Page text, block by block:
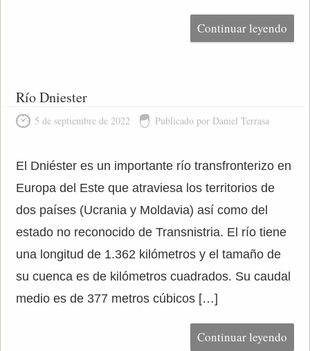
Continuar leyendo
Río Dniester
5 de septiembre de 2022 Publicado por Daniel Terrasa
El Dniéster es un importante río transfronterizo en
Europa del Este que atraviesa los territorios de
dos países (Ucrania y Moldavia) así como del
estado no reconocido de Transnistria. El río tiene
una longitud de 1.362 kilómetros y el tamaño de
su cuenca es de kilómetros cuadrados. Su caudal
medio es de 377 metros cúbicos […]
Continuar leyendo